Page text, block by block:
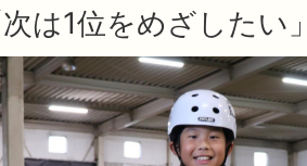
は1位をめざしたい